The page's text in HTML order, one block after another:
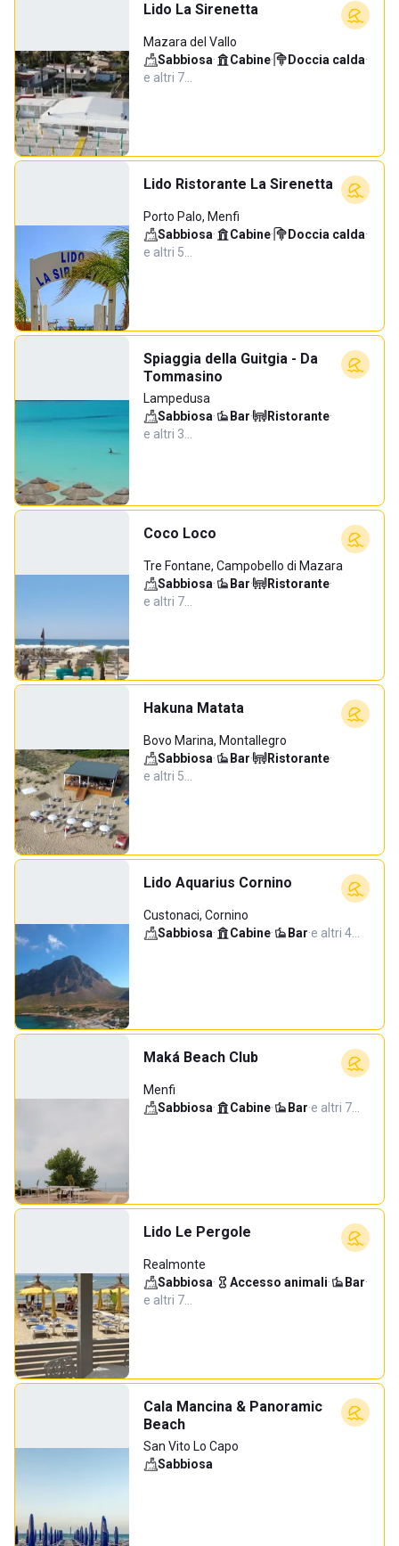
Lido La Sirenetta
Mazara del Vallo
Sabbiosa· Cabine· Doccia calda·
e altri 7…
Lido Ristorante La Sirenetta
Porto Palo, Menfi
Sabbiosa· Cabine· Doccia calda·
e altri 5…
Spiaggia della Guitgia - Da
Tommasino
Lampedusa
Sabbiosa· Bar· Ristorante·
e altri 3…
Coco Loco
Tre Fontane, Campobello di Mazara
Sabbiosa· Bar· Ristorante·
e altri 7…
Hakuna Matata
Bovo Marina, Montallegro
Sabbiosa· Bar· Ristorante·
e altri 5…
Lido Aquarius Cornino
Custonaci, Cornino
Sabbiosa· Cabine· Bar·e altri 4…
Maká Beach Club
Menfi
Sabbiosa· Cabine· Bar·e altri 7…
Lido Le Pergole
Realmonte
Sabbiosa· Accesso animali· Bar·
e altri 7…
Cala Mancina & Panoramic
Beach
San Vito Lo Capo
Sabbiosa